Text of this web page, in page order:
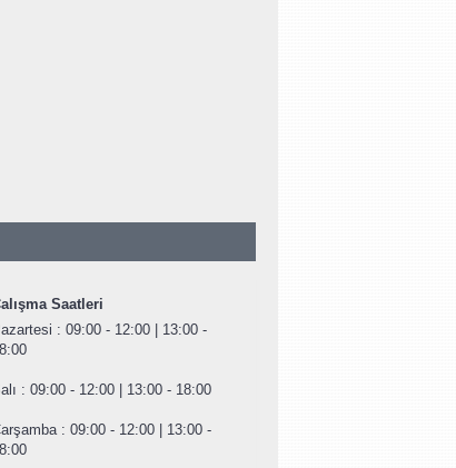
Saatleri
: 09:00 - 12:00 | 13:00 -
: 09:00 - 12:00 | 13:00 - 18:00
: 09:00 - 12:00 | 13:00 -